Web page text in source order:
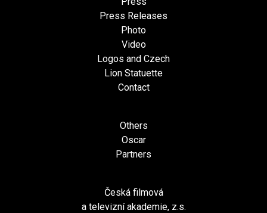
Press Releases
Photo
Video
Logos and Czech
Lion Statuette
Contact
Others
Oscar
Partners
Česká filmová
a televizní akademie, z.s.